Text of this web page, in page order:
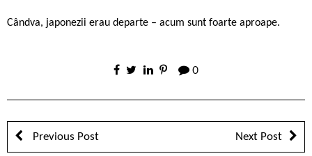
Cândva, japonezii erau departe – acum sunt foarte aproape.
0
Previous Post Next Post